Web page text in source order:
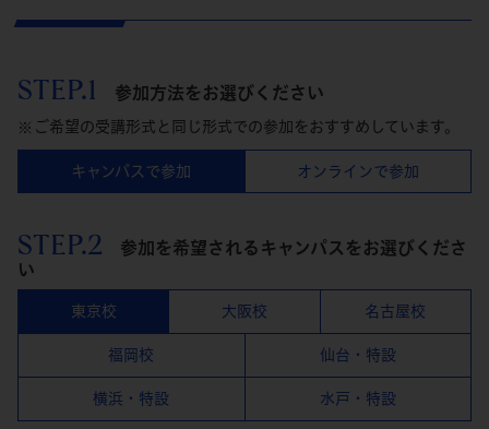
STEP.1 参加方法をお選びください
ご希望の受講形式と同じ形式での参加をおすすめしています。
キャンパスで参加 オンラインで参加
STEP.2
参加を希望されるキャンパスをお選びくださ
い
東京校 大阪校 名古屋校
福岡校 仙台・特設
横浜・特設 水戸・特設